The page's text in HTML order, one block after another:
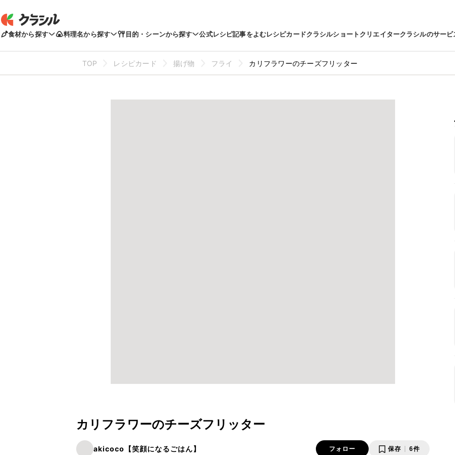
食材から探す 料理名から探す 目的・シーンから探す 公式レシピ記事をよむレシピカードクラシルショートクリエイタークラシルのサービ
TOP レシピカード 揚げ物 フライ カリフラワーのチーズフリッター
カリフラワーのチーズフリッター
akicoco【笑顔になるごはん】 フォロー 保存 6件